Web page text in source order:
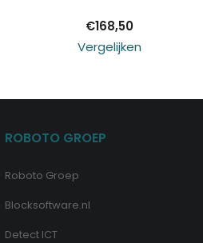
€168,50
Vergelijken
ROBOTO GROEP
Roboto Groep
Blocksoftware.nl
Detect ICT